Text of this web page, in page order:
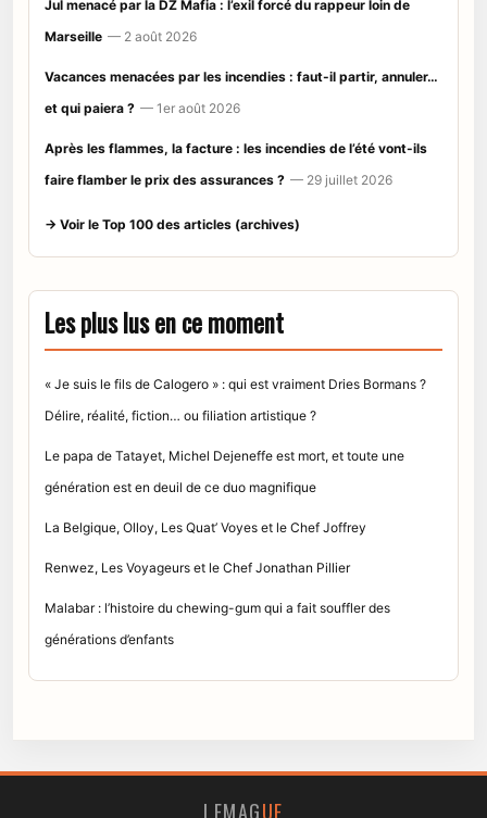
Jul menacé par la DZ Mafia : l’exil forcé du rappeur loin de
Marseille — 2 août 2026
Vacances menacées par les incendies : faut-il partir, annuler…
et qui paiera ? — 1er août 2026
Après les flammes, la facture : les incendies de l’été vont-ils
faire flamber le prix des assurances ? — 29 juillet 2026
→ Voir le Top 100 des articles (archives)
Les plus lus en ce moment
« Je suis le fils de Calogero » : qui est vraiment Dries Bormans ?
Délire, réalité, fiction… ou filiation artistique ?
Le papa de Tatayet, Michel Dejeneffe est mort, et toute une
génération est en deuil de ce duo magnifique
La Belgique, Olloy, Les Quat’ Voyes et le Chef Joffrey
Renwez, Les Voyageurs et le Chef Jonathan Pillier
Malabar : l’histoire du chewing-gum qui a fait souffler des
générations d’enfants
LEMAGUE